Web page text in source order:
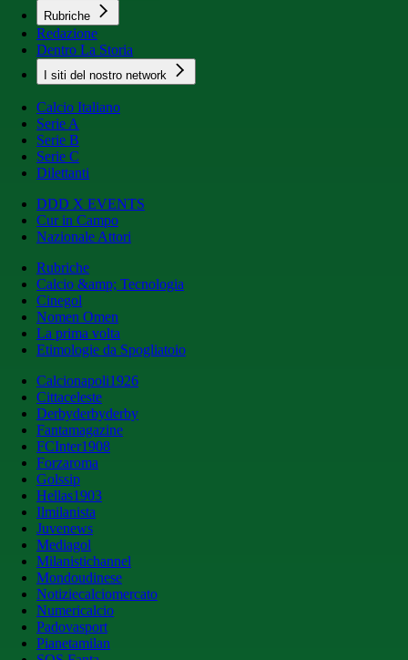
Rubriche
Redazione
Dentro La Storia
I siti del nostro network
Calcio Italiano
Serie A
Serie B
Serie C
Dilettanti
DDD X EVENTS
Cur in Campo
Nazionale Attori
Rubriche
Calcio &amp; Tecnologia
Cinegol
Nomen Omen
La prima volta
Etimologie da Spogliatoio
Calcionapoli1926
Cittaceleste
Derbyderbyderby
Fantamagazine
FCInter1908
Forzaroma
Golssip
Hellas1903
Ilmilanista
Juvenews
Mediagol
Milanistichannel
Mondoudinese
Notiziecalciomercato
Numericalcio
Padovasport
Pianetamilan